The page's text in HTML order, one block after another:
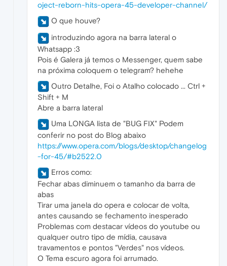
oject-reborn-hits-opera-45-developer-channel/
O que houve?
introduzindo agora na barra lateral o
Whatsapp :3
Pois é Galera já temos o Messenger, quem sabe
na próxima coloquem o telegram? hehehe
Outro Detalhe, Foi o Atalho colocado ... Ctrl +
Shift + M
Abre a barra lateral
Uma LONGA lista de "BUG FIX" Podem
conferir no post do Blog abaixo
https://www.opera.com/blogs/desktop/changelog
-for-45/#b2522.0
Erros como:
Fechar abas diminuem o tamanho da barra de
abas
Tirar uma janela do opera e colocar de volta,
antes causando se fechamento inesperado
Problemas com destacar vídeos do youtube ou
qualquer outro tipo de mídia, causava
travamentos e pontos "Verdes" nos vídeos.
O Tema escuro agora foi arrumado.